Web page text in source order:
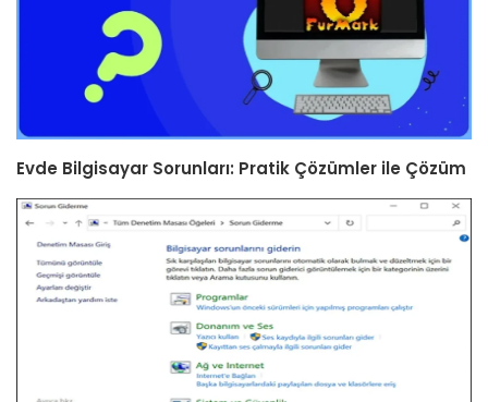
Evde Bilgisayar Sorunları: Pratik Çözümler ile Çözüm